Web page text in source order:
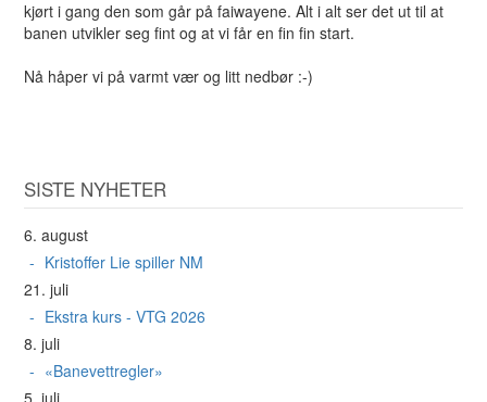
kjørt i gang den som går på faiwayene. Alt i alt ser det ut til at
banen utvikler seg fint og at vi får en fin fin start.
Nå håper vi på varmt vær og litt nedbør :-)
SISTE NYHETER
6. august
Kristoffer Lie spiller NM
21. juli
Ekstra kurs - VTG 2026
8. juli
«Banevettregler»